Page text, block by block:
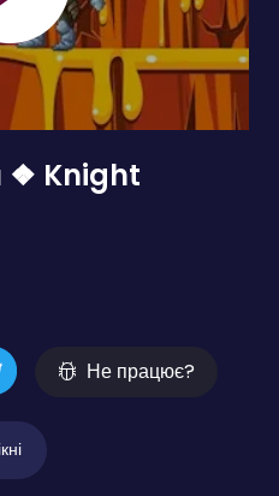
❖ Knight
Не працює?